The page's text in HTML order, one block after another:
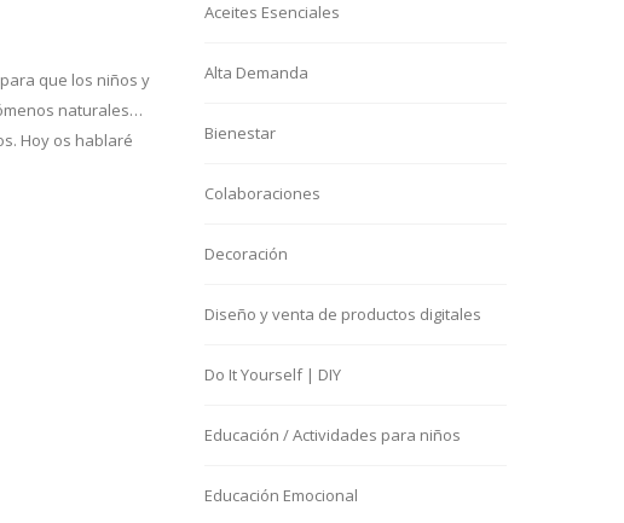
que los niños y
naturales…
Hoy os hablaré
Aceites Esenciales
Alta Demanda
Bienestar
Colaboraciones
Decoración
Diseño y venta de productos digitales
Do It Yourself | DIY
Educación / Actividades para niños
Educación Emocional